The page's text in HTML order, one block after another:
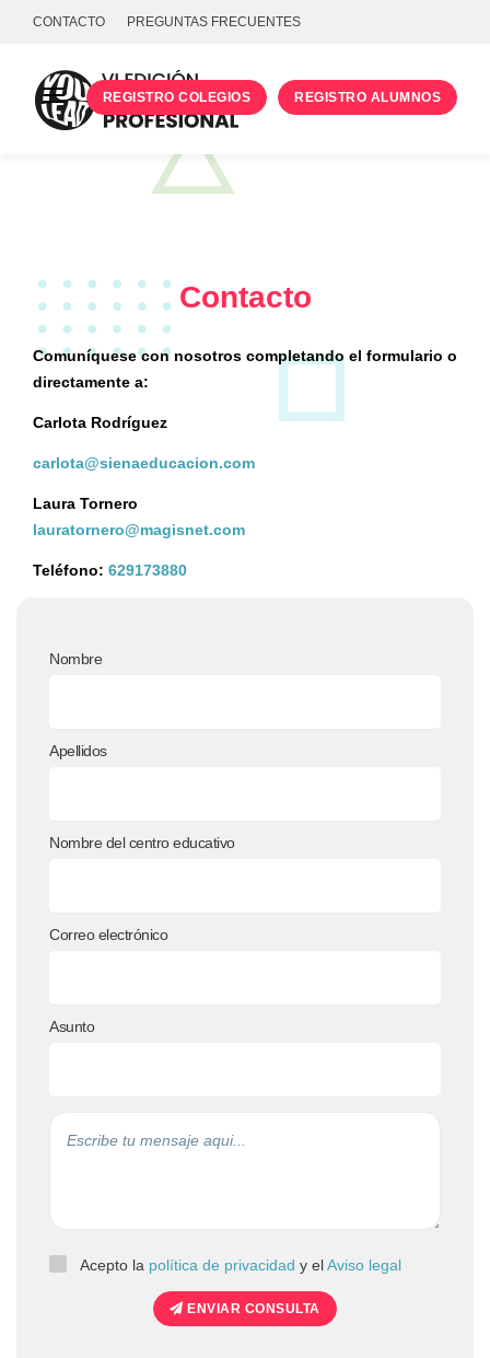
CONTACTO PREGUNTAS FRECUENTES
REGISTRO COLEGIOS REGISTRO ALUMNOS
INICIA SESIÓNContacto
Comuníquese con nosotros completando el formulario o
directamente a:
Carlota Rodríguez
carlota@sienaeducacion.com
Laura Tornero
lauratornero@magisnet.com
Teléfono: 629173880
Nombre
Apellidos
Nombre del centro educativo
Correo electrónico
Asunto
Acepto la política de privacidad y elAviso legal
ENVIAR CONSULTA